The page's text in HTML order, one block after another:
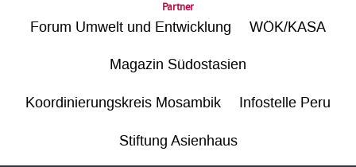
Partner
Forum Umwelt und Entwicklung WÖK/KASA
Magazin Südostasien
Koordinierungskreis Mosambik Infostelle Peru
Stiftung Asienhaus